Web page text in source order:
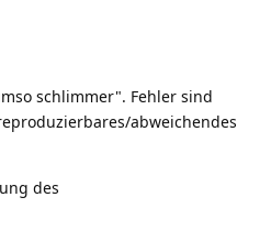
schlimmer". Fehler sind
abweichendes
des